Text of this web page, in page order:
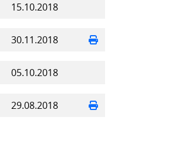
15.10.2018
30.11.2018
05.10.2018
29.08.2018